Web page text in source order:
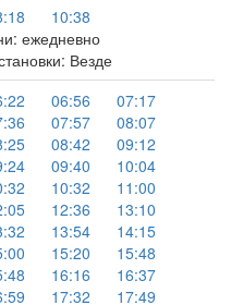
10:38
ежедневно
Везде
06:56
07:17
07:57
08:07
08:42
09:12
09:40
10:04
10:32
11:00
12:36
13:10
13:54
14:15
15:20
15:48
16:16
16:37
17:32 17:49